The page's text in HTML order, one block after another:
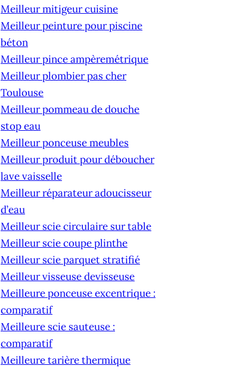
Meilleur mitigeur cuisine
Meilleur peinture pour piscine
béton
Meilleur pince ampèremétrique
Meilleur plombier pas cher
Toulouse
Meilleur pommeau de douche
stop eau
Meilleur ponceuse meubles
Meilleur produit pour déboucher
lave vaisselle
Meilleur réparateur adoucisseur
d’eau
Meilleur scie circulaire sur table
Meilleur scie coupe plinthe
Meilleur scie parquet stratifié
Meilleur visseuse devisseuse
Meilleure ponceuse excentrique :
comparatif
Meilleure scie sauteuse :
comparatif
Meilleure tarière thermique